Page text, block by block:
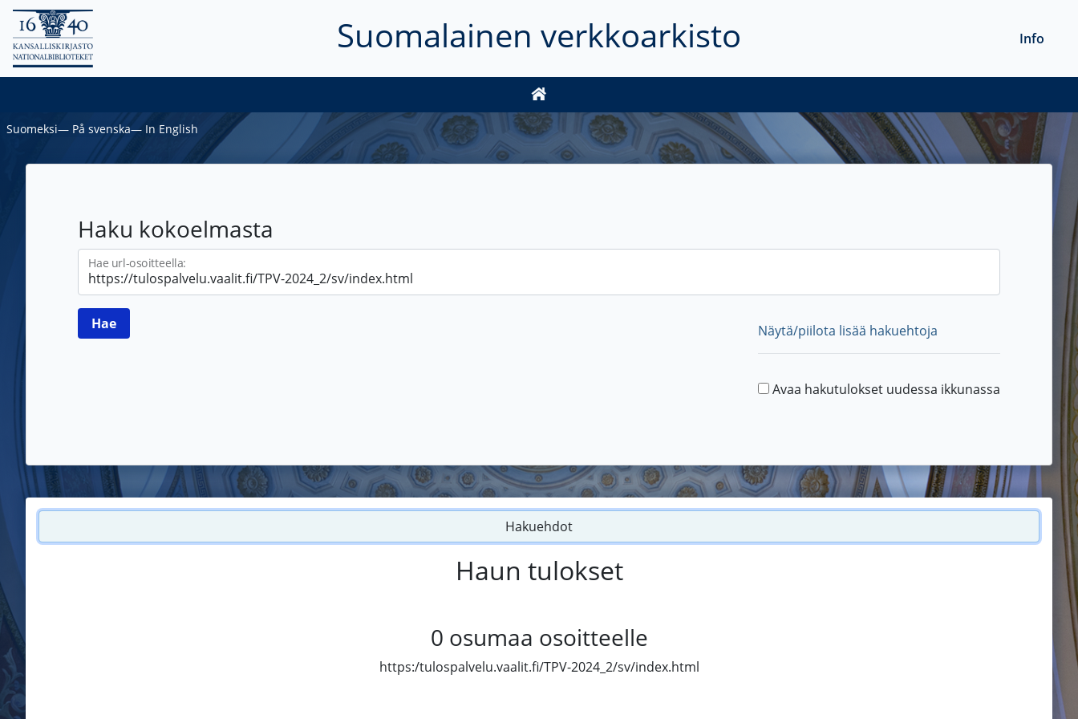
Suomalainen verkkoarkisto Info
Suomeksi― På svenska― In English
Haku kokoelmasta
Hae url-osoitteella:
Näytä/piilota lisää hakuehtoja
Avaa hakutulokset uudessa ikkunassa
Hakuehdot
Haun tulokset
0 osumaa osoitteelle
https:/tulospalvelu.vaalit.fi/TPV-2024_2/sv/index.html